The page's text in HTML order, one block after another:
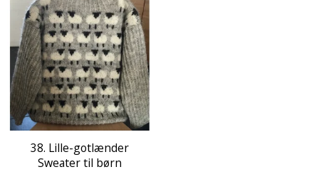
38. Lille-gotlænder
Sweater til børn